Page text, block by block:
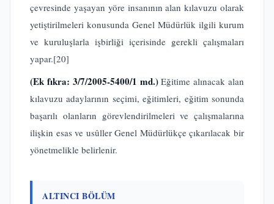
çevresinde yaşayan yöre insanının alan kılavuzu olarak
yetiştirilmeleri konusunda Genel Müdürlük ilgili kurum
ve kuruluşlarla işbirliği içerisinde gerekli çalışmaları
yapar.[20]
(Ek fıkra: 3/7/2005-5400/1 md.)Eğitime alınacak alan
kılavuzu adaylarının seçimi, eğitimleri, eğitim sonunda
başarılı olanların görevlendirilmeleri ve çalışmalarına
ilişkin esas ve usûller Genel Müdürlükçe çıkarılacak bir
yönetmelikle belirlenir.
ALTINCI BÖLÜM